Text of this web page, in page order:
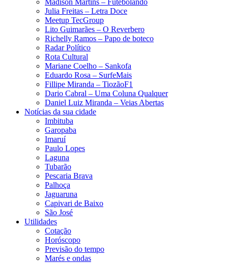
Julia Freitas​ – Letra Doce
Meetup TecGroup
Lito Guimarães – O Reverbero
Richelly Ramos​ – Papo de boteco
Radar Político
Rota Cultural
Mariane Coelho – Sankofa
Eduardo Rosa​ – SurfeMais
Fillipe Miranda – TiozãoF1
Dario Cabral – Uma Coluna Qualquer
Daniel Luiz Miranda – Veias Abertas
Notícias da sua cidade
Imbituba
Garopaba
Imaruí
Paulo Lopes
Laguna
Tubarão
Pescaria Brava
Palhoça
Jaguaruna
Capivari de Baixo
São José
Utilidades
Cotação
Horóscopo
Previsão do tempo
Marés e ondas